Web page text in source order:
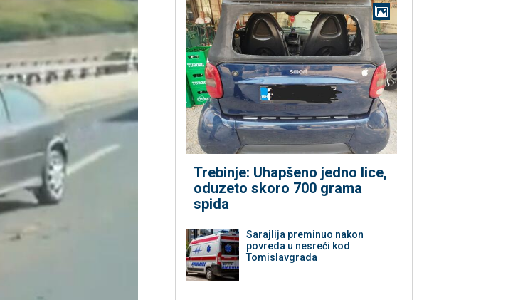
Trebinje: Uhapšeno jedno lice,
oduzeto skoro 700 grama
spida
Sarajlija preminuo nakon
povreda u nesreći kod
Tomislavgrada